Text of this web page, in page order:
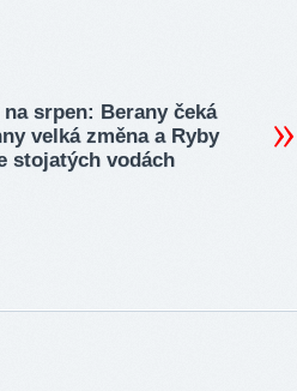
srpen: Berany čeká
velká změna a Ryby
stojatých vodách